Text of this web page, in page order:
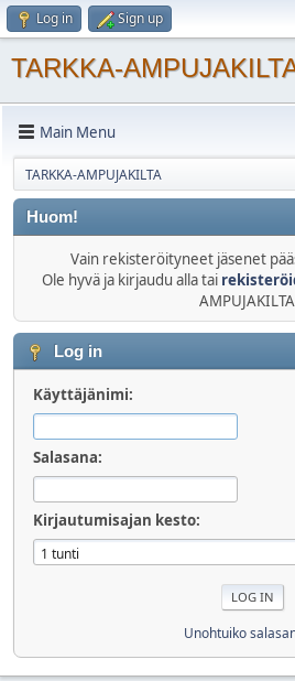
Log in Sign up
TARKKA-
Main Menu
TARKKA-AMPUJAKILTA
Huom!
Vain rekisteröityneet jäsenet
Ole hyvä ja kirjaudu alla tai
AMPUJAKILTA
Log in
Käyttäjänimi:
Salasana:
Kirjautumisajan kesto:
Unohtuiko